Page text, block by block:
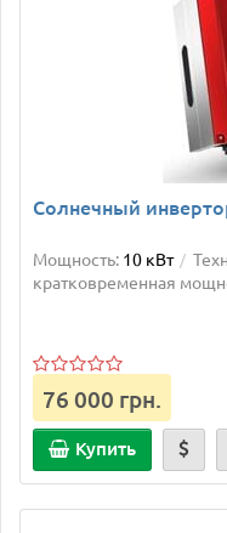
Солнечный
Мощность: 10 кВт
кратковременная
76 000 грн.
Купить